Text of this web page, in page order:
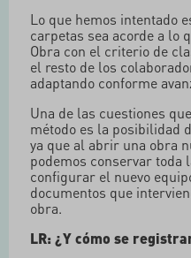
Lo que hemos intentado
carpetas sea acorde a lo
Obra con el criterio de
el resto de los
adaptando conforme
Una de las cuestiones
método es la posibilidad
ya que al abrir una obra
podemos conservar toda
configurar el nuevo
documentos que
obra.
LR: ¿Y cómo se